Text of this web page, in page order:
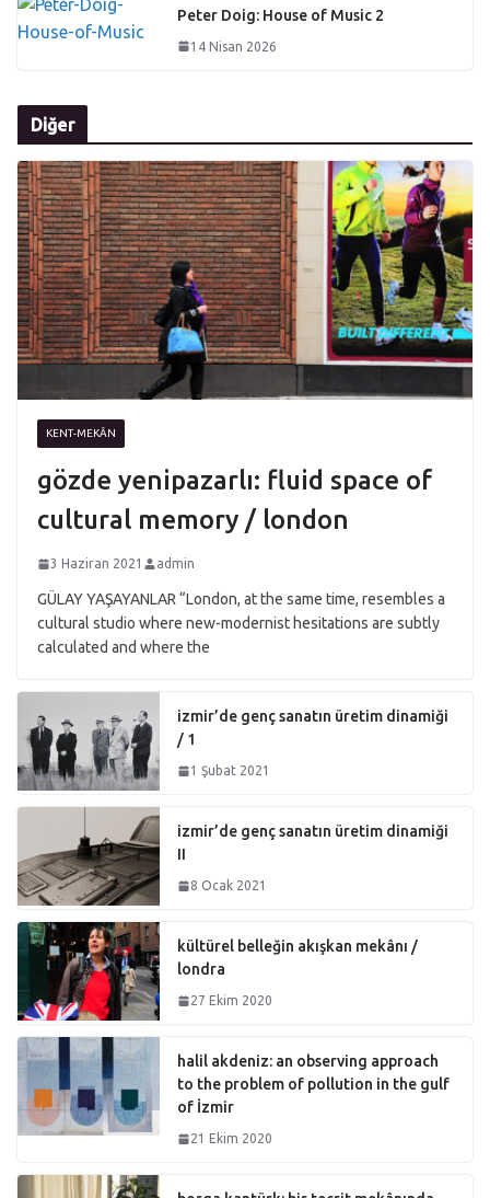
Peter Doig: House of Music 2
14 Nisan 2026
Diğer
KENT-MEKÂN
gözde yenipazarlı: fluid space of
cultural memory / london
3 Haziran 2021 admin
GÜLAY YAŞAYANLAR “London, at the same time, resembles a
cultural studio where new-modernist hesitations are subtly
calculated and where the
izmir’de genç sanatın üretim dinamiği
/ 1
1 Şubat 2021
izmir’de genç sanatın üretim dinamiği
II
8 Ocak 2021
kültürel belleğin akışkan mekânı /
londra
27 Ekim 2020
halil akdeniz: an observing approach
to the problem of pollution in the gulf
of İzmir
21 Ekim 2020